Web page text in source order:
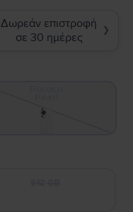
Δωρεάν επιστροφή
σε 30 ημέρες
❯